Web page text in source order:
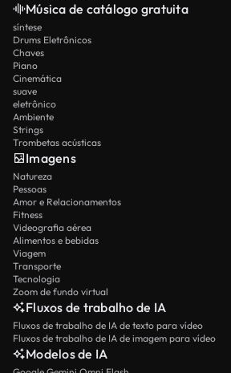
Música de catálogo gratuita
síntese
Drums Eletrônicos
Chaves
Piano
Cinemática
suave
eletrônico
Ambiente
Strings
Trombetas acústicas
Imagens
Natureza
Pessoas
Amor e Relacionamentos
Fitness
Videografia aérea
Alimentos e bebidas
Viagem
Transporte
Tecnologia
Zoom de fundo virtual
Fluxos de trabalho de IA
Fluxos de trabalho de IA de texto para vídeo
Fluxos de trabalho de IA de imagem para vídeo
Modelos de IA